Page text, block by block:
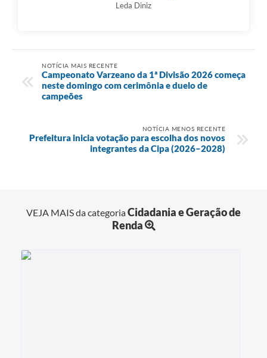
Leda Diniz
NOTÍCIA MAIS RECENTE
Campeonato Varzeano da 1ª Divisão 2026 começa
neste domingo com cerimônia e duelo de
campeões
NOTÍCIA MENOS RECENTE
Prefeitura inicia votação para escolha dos novos
integrantes da Cipa (2026–2028)
VEJA MAIS da categoriaCidadania e Geração de
Renda